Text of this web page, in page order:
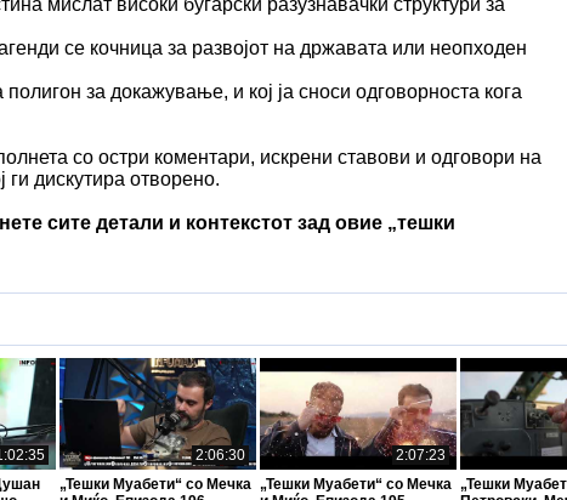
мислат високи бугарски разузнавачки структури за
се кочница за развојот на државата или неопходен
за докажување, и кој ја сноси одговорноста кога
со остри коментари, искрени ставови и одговори на
ги дискутира отворено.
сите детали и контекстот зад овие „тешки
2:06:30
„Тешки Муабети“ со Мечка
2:07:23
„Тешки Муабети“ со Мечка „Тешки